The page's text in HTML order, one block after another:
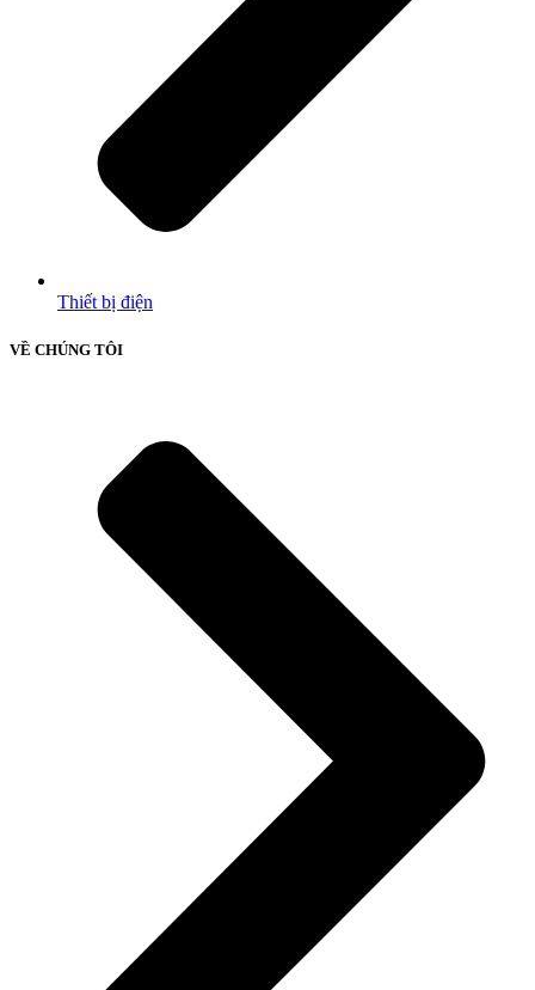
Thiết bị điện
VỀ CHÚNG TÔI